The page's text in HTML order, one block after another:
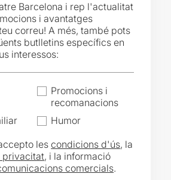
Barcelona i rep l'actualitat
i avantatges
correu! A més, també pots
butlletins específics en
interessos:
Promocions i
recomanacions
Humor
lescondicions d'ús, la
privacitat, i la informació
comercials.